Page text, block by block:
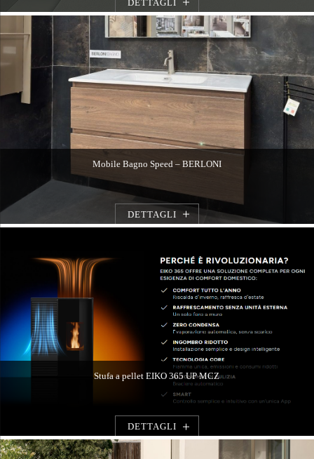
DETTAGLI
Mobile Bagno Speed – BERLONI
DETTAGLI
Stufa a pellet EIKO 365 UP MCZ
DETTAGLI